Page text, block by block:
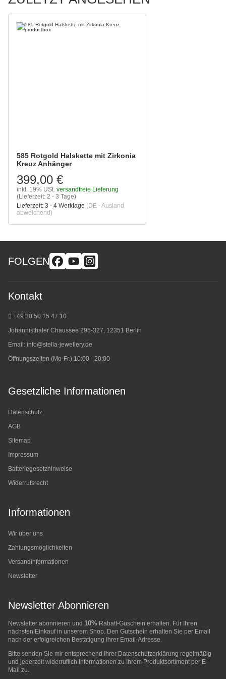
585 Rotgold Halskette mit Zirkonia
Kreuz Anhänger
399,00 €
inkl. 19% USt. versandfreie Lieferung
(Lieferzeit: 2 - 3 Tage)
Lieferzeit: 3 - 4 Werktage (DE - Ausland
abweichend)
FOLGEN
Kontakt
+49 30 50 15 47 10
Johannisthaler Chaussee 295-327, 12351 Berlin
Email: info@stella-jewellery.de
Öffnungszeiten (Mo-Fr.) 10:00 - 20:00
Gesetzliche Informationen
Datenschutz
AGB
Sitemap
Impressum
Batteriegesetzhinweise
Widerrufsrecht
Informationen
Wir über uns
Zahlungsmöglichkeiten
Versandinformationen
Newsletter
Newsletter Abonnieren
Newsletter abonnieren und 10% Rabatt-Guschein erhalten. Für Ihren
nächsten Einkauf in unserem Shop. Den Gutschein erhalten Sie per Email
nach der erfolgreichen Bestätigung Ihrer Email-Adresse.
Bitte senden Sie mir entsprechend Ihrer Datenschutzerklärung regelmäßig
und jederzeit widerruflich Informationen zu Ihrem Produktsortiment per E-
Mail zu.